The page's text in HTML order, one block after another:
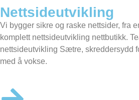
Nettsideutvikling
Vi bygger sikre og raske nettsider, fra
komplett nettsideutvikling nettbutikk.
nettsideutvikling Sætre, skreddersydd
med å vokse.